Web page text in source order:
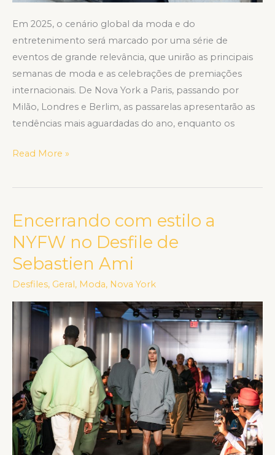
Em 2025, o cenário global da moda e do
entretenimento será marcado por uma série de
eventos de grande relevância, que unirão as principais
semanas de moda e as celebrações de premiações
internacionais. De Nova York a Paris, passando por
Milão, Londres e Berlim, as passarelas apresentarão as
tendências mais aguardadas do ano, enquanto os
Read More »
Encerrando com estilo a
NYFW no Desfile de
Sebastien Ami
Desfiles, Geral, Moda, Nova York
Encerrando
com
estilo
a
NYFW
no
Desfile
de
Sebastien